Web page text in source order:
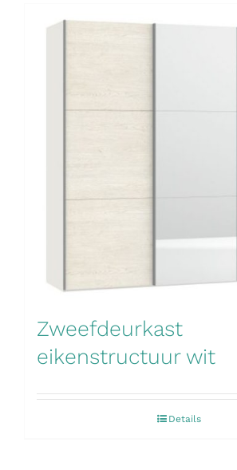
Zweefdeurkast
eikenstructuur wit
Details